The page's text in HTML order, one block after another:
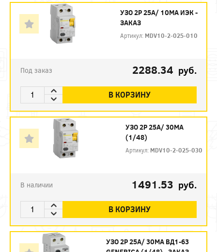
УЗО 2P 25А/ 10МА ИЭК -
ЗАКАЗ
Артикул: MDV10-2-025-010
Под заказ 2288.34 руб.
В КОРЗИНУ
УЗО 2P 25А/ 30МА
(1/48)
Артикул: MDV10-2-025-030
В наличии 1491.53 руб.
В КОРЗИНУ
УЗО 2P 25А/ 30МА ВД1-63